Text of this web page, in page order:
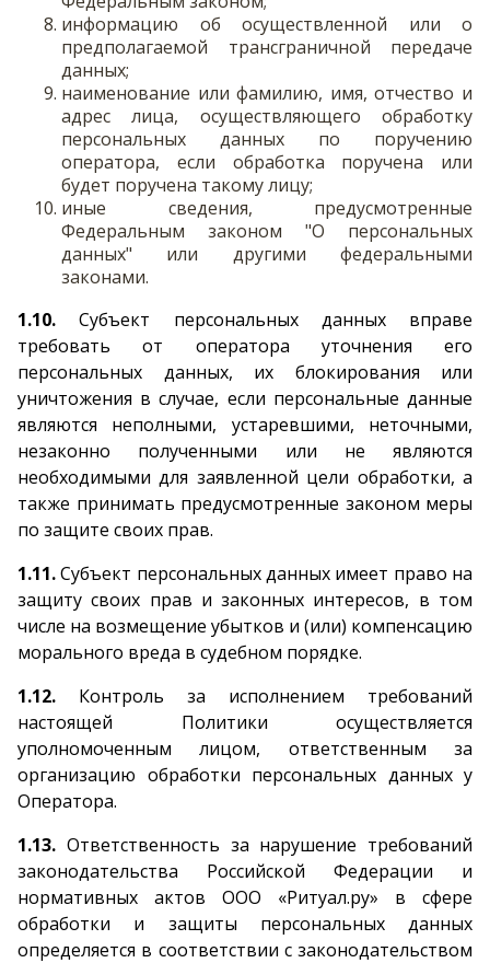
информацию об осуществленной или о
предполагаемой трансграничной передаче
данных;
наименование или фамилию, имя, отчество и
адрес лица, осуществляющего обработку
персональных данных по поручению
оператора, если обработка поручена или
будет поручена такому лицу;
иные сведения, предусмотренные
Федеральным законом "О персональных
данных" или другими федеральными
законами.
1.10.Субъект персональных данных вправе
требовать от оператора уточнения его
персональных данных, их блокирования или
уничтожения в случае, если персональные данные
являются неполными, устаревшими, неточными,
незаконно полученными или не являются
необходимыми для заявленной цели обработки, а
также принимать предусмотренные законом меры
по защите своих прав.
1.11.Субъект персональных данных имеет право на
защиту своих прав и законных интересов, в том
числе на возмещение убытков и (или) компенсацию
морального вреда в судебном порядке.
1.12. Контроль за исполнением требований
настоящей Политики осуществляется
уполномоченным лицом, ответственным за
организацию обработки персональных данных у
Оператора.
1.13. Ответственность за нарушение требований
законодательства Российской Федерации и
нормативных актов ООО «Ритуал.ру» в сфере
обработки и защиты персональных данных
определяется в соответствии с законодательством